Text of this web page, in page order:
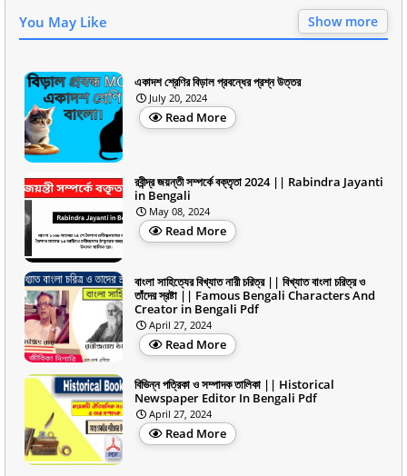
You May Like Show more
একাদশ শ্রেণির বিড়াল প্রবন্ধের প্রশ্ন উত্তর
July 20, 2024
Read More
রবীন্দ্র জয়ন্তী সম্পর্কে বক্তৃতা 2024 || Rabindra Jayanti
in Bengali
May 08, 2024
Read More
বাংলা সাহিত্যের বিখ্যাত নারী চরিত্র || বিখ্যাত বাংলা চরিত্র ও
তাঁদের স্রষ্টা || Famous Bengali Characters And
Creator in Bengali Pdf
April 27, 2024
Read More
বিভিন্ন পত্রিকা ও সম্পাদক তালিকা || Historical
Newspaper Editor In Bengali Pdf
April 27, 2024
Read More